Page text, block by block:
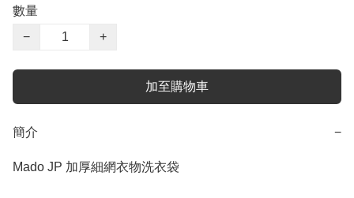
數量
−
+
加至購物車
簡介 −
Mado JP 加厚細網衣物洗衣袋